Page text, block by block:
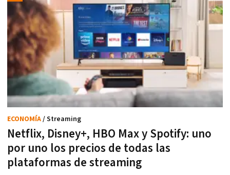
Netflix, Disney+, HBO Max y Spotify: uno
por uno los precios de todas las
plataformas de streaming
ECONOMÍA/ Streaming